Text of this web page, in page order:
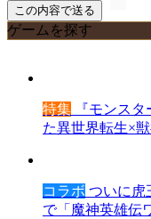
ゲームを探す
特集 『モンス
た異世界転生×
コラボ ついに虎
で「魔神英雄伝